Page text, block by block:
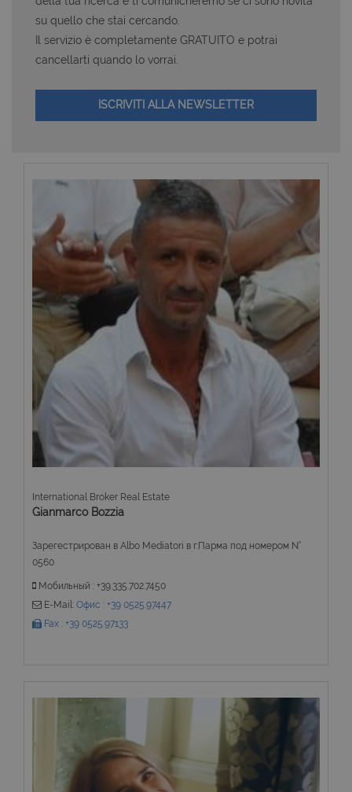
su quello che stai cercando.
Il servizio è completamente GRATUITO e potrai
cancellarti quando lo vorrai.
ISCRIVITI ALLA NEWSLETTER
International Broker Real Estate
Gianmarco Bozzia
Зарегестрирован в Albo Mediatori в г.Парма под номером N°
0560
Мобильный : +39.335.702.7450
E-Mail: Офис : +39 0525.97447
Fax : +39 0525.97133